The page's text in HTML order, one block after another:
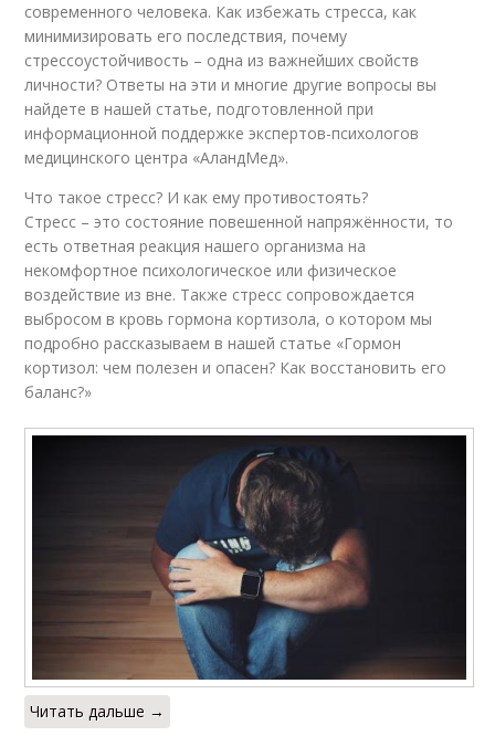
современного человека. Как избежать стресса, как
минимизировать его последствия, почему
стрессоустойчивость – одна из важнейших свойств
личности? Ответы на эти и многие другие вопросы вы
найдете в нашей статье, подготовленной при
информационной поддержке экспертов-психологов
медицинского центра «АландМед».
Что такое стресс? И как ему противостоять?
Стресс – это состояние повешенной напряжённости, то
есть ответная реакция нашего организма на
некомфортное психологическое или физическое
воздействие из вне. Также стресс сопровождается
выбросом в кровь гормона кортизола, о котором мы
подробно рассказываем в нашей статье «Гормон
кортизол: чем полезен и опасен? Как восстановить его
баланс?»
Читать дальше →